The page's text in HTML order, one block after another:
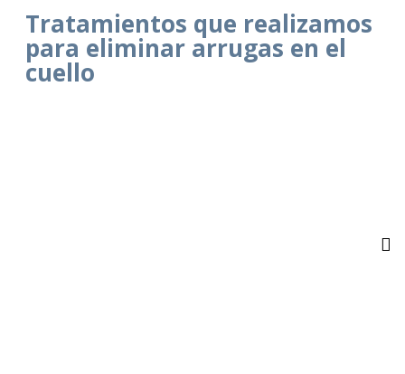
Tratamientos que realizamos
para eliminar arrugas en el
cuello